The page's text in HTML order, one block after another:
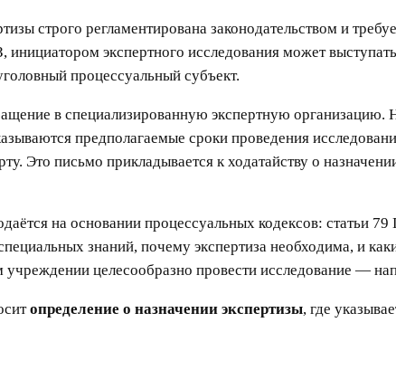
строго регламентирована законодательством и
экспертного исследования может выступать
процессуальный субъект.
в специализированную экспертную
предполагаемые сроки проведения
Это письмо прикладывается к ходатайству о
на основании процессуальных кодексов:
знаний, почему экспертиза необходима, и
учреждении целесообразно провести исследование —
определение о назначении экспертизы, где